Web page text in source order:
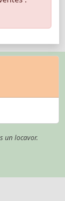
un locavor.